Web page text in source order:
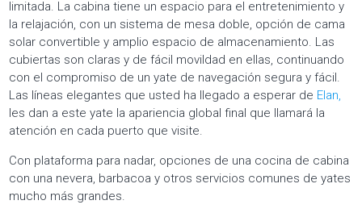
limitada. La cabina tiene un espacio para el entretenimiento y
la relajación, con un sistema de mesa doble, opción de cama
solar convertible y amplio espacio de almacenamiento. Las
cubiertas son claras y de fácil movildad en ellas, continuando
con el compromiso de un yate de navegación segura y fácil.
Las líneas elegantes que usted ha llegado a esperar de Elan,
les dan a este yate la apariencia global final que llamará la
atención en cada puerto que visite.
Con plataforma para nadar, opciones de una cocina de cabina
con una nevera, barbacoa y otros servicios comunes de yates
mucho más grandes.